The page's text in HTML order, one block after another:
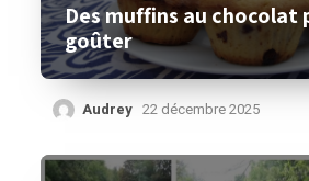
Des muffins au chocolat
goûter
Audrey 22 décembre 2025